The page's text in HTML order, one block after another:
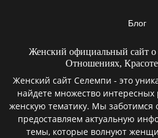
Блог
Женский официальный сайт
Отношениях,
Женский сайт Селемпи - это
найдете множество интересных
женскую тематику. Мы заботимся
предоставляем актуальную
темы, которые волнуют